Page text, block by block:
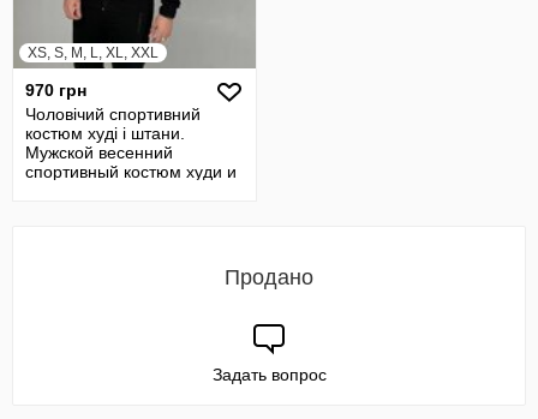
XS, S, M, L, XL, XXL
970 грн
Чоловічий спортивний
костюм худі і штани.
Мужской весенний
спортивный костюм худи и
Продано
Задать вопрос